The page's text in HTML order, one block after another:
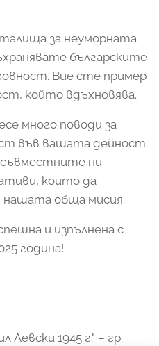
за неуморната
българските
Вие сте пример
който вдъхновява.
много поводи за
във вашата дейност.
ни
които да
обща мисия.
и изпълнена с
година!
Левски 1945 г." – гр.